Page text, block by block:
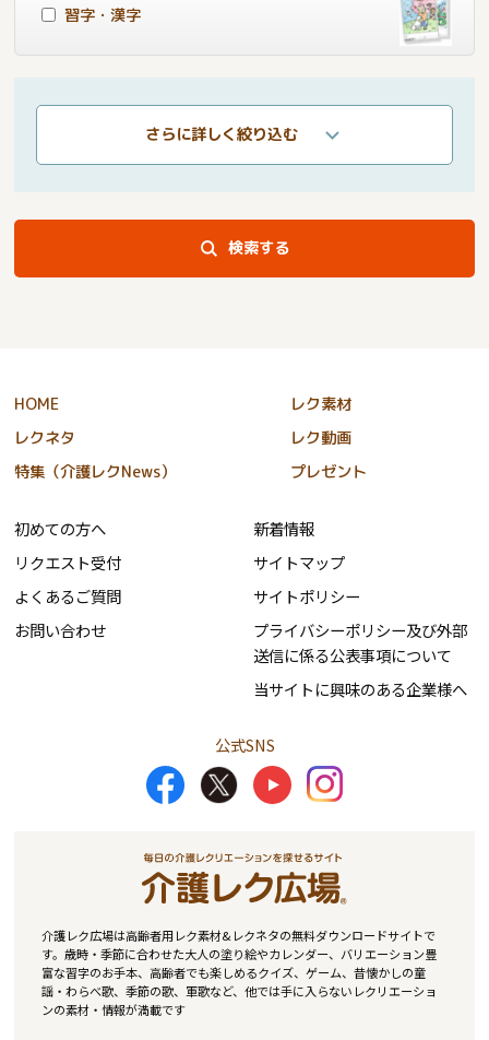
習字・漢字
さらに詳しく絞り込む
検索する
HOME
レク素材
レクネタ
レク動画
特集（介護レクNews）
プレゼント
初めての方へ
リクエスト受付
よくあるご質問
お問い合わせ
新着情報
サイトマップ
サイトポリシー
プライバシーポリシー及び外部
送信に係る公表事項について
当サイトに興味のある企業様へ
公式SNS
介護レク広場は高齢者用レク素材&レクネタの無料ダウンロードサイトで
す。歳時・季節に合わせた大人の塗り絵やカレンダー、バリエーション豊
富な習字のお手本、高齢者でも楽しめるクイズ、ゲーム、昔懐かしの童
謡・わらべ歌、季節の歌、軍歌など、他では手に入らないレクリエーショ
ンの素材・情報が満載です